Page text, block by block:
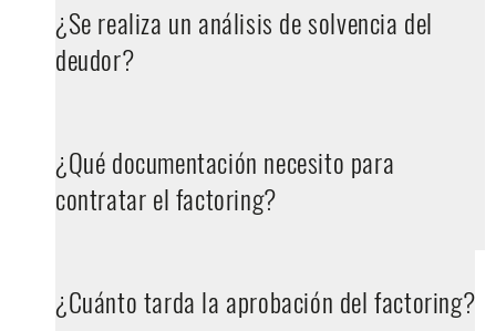
¿Se realiza un análisis de solvencia del
deudor?
¿Qué documentación necesito para
contratar el factoring?
¿Cuánto tarda la aprobación del factoring?